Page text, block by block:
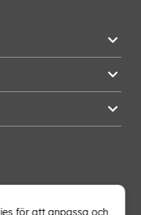
erbjudandena och
för att anpassa och